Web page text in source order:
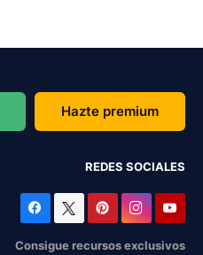
Hazte premium
REDES SOCIALES
Consigue recursos exclusivos